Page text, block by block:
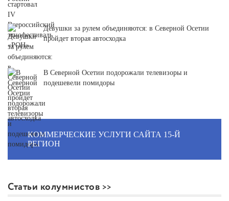
Девушки за рулем объединяются: в Северной Осетии
пройдет вторая автосходка
В Северной Осетии подорожали телевизоры и
подешевели помидоры
КОММЕРЧЕСКИЕ УСЛУГИ САЙТА 15-Й
РЕГИОН
Статьи колумнистов